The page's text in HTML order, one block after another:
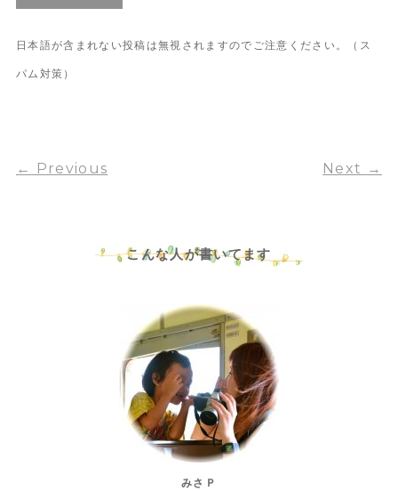
日本語が含まれない投稿は無視されますのでご注意ください。（ス
パム対策）
← Previous Next →
こんな人が書いてます
みさＰ